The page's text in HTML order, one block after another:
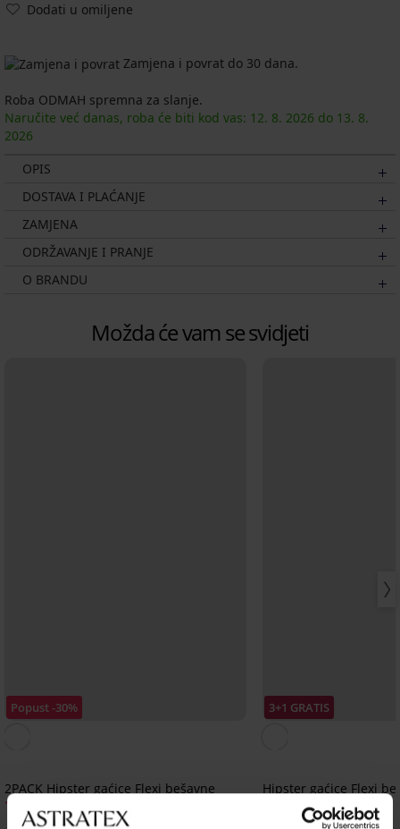
Dodati u omiljene
Zamjena i povrat do 30 dana.
Roba ODMAH spremna za slanje.
Naručite već danas, roba će biti kod vas: 12. 8. 2026 do 13. 8.
2026
OPIS
DOSTAVA I PLAĆANJE
ZAMJENA
ODRŽAVANJE I PRANJE
O BRANDU
Možda će vam se svidjeti
Popust -30%
2PACK Hipster gaćice Flexi bešavne
16,09 €
3+1 GRATIS
Hipster gaćice Flexi
12,99 €